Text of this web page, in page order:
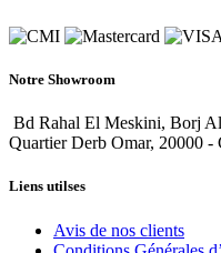
Notre Showroom
Bd Rahal El Meskini, Borj
Quartier Derb Omar, 20000 -
Liens utilses
Avis de nos clients